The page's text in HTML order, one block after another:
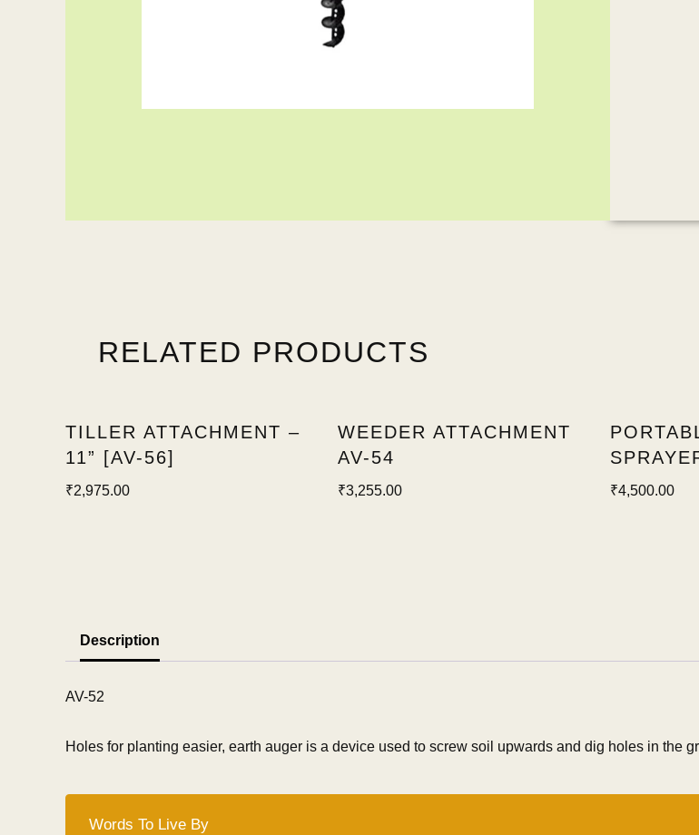
RELATED PRODUCTS
TILLER ATTACHMENT –
11” [AV-56]
₹2,975.00
WEEDER ATTACHMENT
AV-54
₹3,255.00 ₹4,500.00
Description
AV-52
Holes for planting easier, earth auger is a device used to screw soil upwards and dig holes in the
Words To Live By